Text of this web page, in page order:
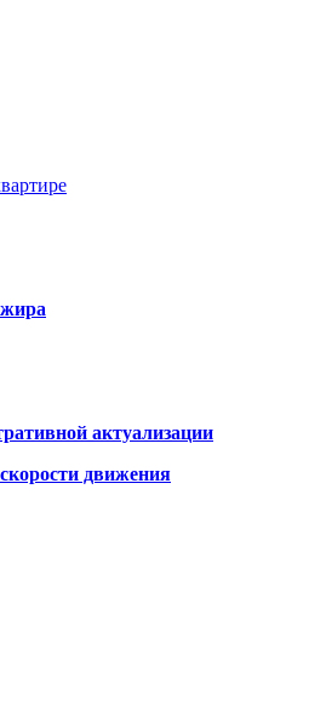
актуализации
движения